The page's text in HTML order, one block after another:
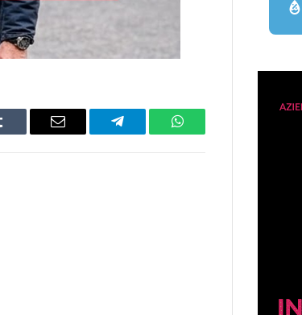
Email Telegram WhatsApp